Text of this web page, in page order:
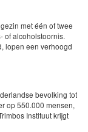
met één of twee
of alcoholstoornis.
lopen een verhoogd
bevolking tot
op 550.000 mensen,
Instituut krijgt